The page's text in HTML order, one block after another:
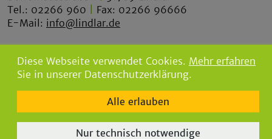
Tel.: 02266 960
Fax: 02266 96666
E-Mail: info@lindlar.de
lindlar-tourismus.de
bergischegrauwacke.de
Diese Webseite verwendet Cookies. Mehr erfahren
Sie in unserer Datenschutzerklärung.
Alle erlauben
Nur technisch notwendige